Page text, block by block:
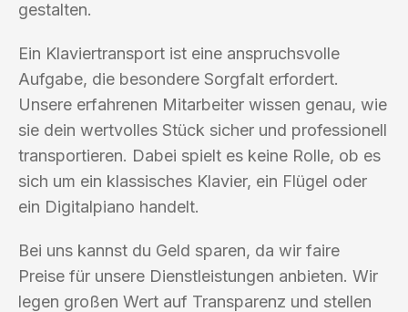
gestalten.
Ein Klaviertransport ist eine anspruchsvolle
Aufgabe, die besondere Sorgfalt erfordert.
Unsere erfahrenen Mitarbeiter wissen genau, wie
sie dein wertvolles Stück sicher und professionell
transportieren. Dabei spielt es keine Rolle, ob es
sich um ein klassisches Klavier, ein Flügel oder
ein Digitalpiano handelt.
Bei uns kannst du Geld sparen, da wir faire
Preise für unsere Dienstleistungen anbieten. Wir
legen großen Wert auf Transparenz und stellen